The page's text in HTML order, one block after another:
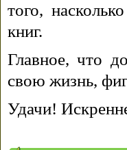
того,
книг.
Главное, что
свою жизнь,
Удачи!